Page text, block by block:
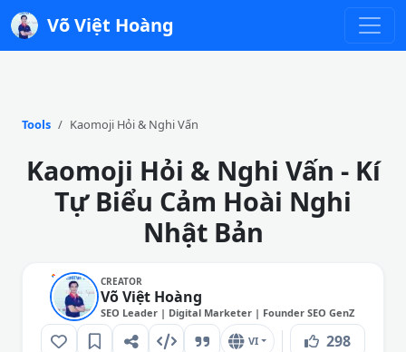
Võ Việt Hoàng
Tools Kaomoji Hỏi & Nghi Vấn
Kaomoji Hỏi & Nghi Vấn - Kí
Tự Biểu Cảm Hoài Nghi
Nhật Bản
CREATOR
Võ Việt Hoàng
SEO Leader | Digital Marketer | Founder SEO GenZ
VI 298